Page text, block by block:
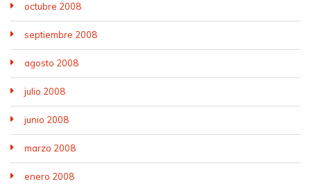
octubre 2008
septiembre 2008
agosto 2008
julio 2008
junio 2008
marzo 2008
enero 2008